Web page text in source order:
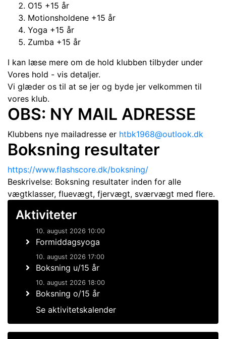
O15 +15 år
Motionsholdene +15 år
Yoga +15 år
Zumba +15 år
I kan læse mere om de hold klubben tilbyder under
Vores hold - vis detaljer.
Vi glæder os til at se jer og byde jer velkommen til
vores klub.
OBS: NY MAIL ADRESSE
Klubbens nye mailadresse er htbk1968@outlook.dk
Boksning resultater
https://www.flashscore.dk/boksning/
Beskrivelse: Boksning resultater inden for alle
vægtklasser, fluevægt, fjervægt, sværvægt med flere.
Aktiviteter
10. august 2026 10:00
Formiddagsyoga
10. august 2026 17:00
Boksning u/15 år
10. august 2026 18:00
Boksning o/15 år
Se aktivitetskalender